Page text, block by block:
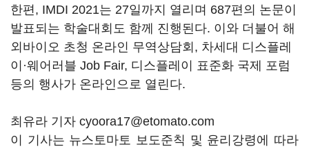
한편, IMDI 2021는 27일까지 열리며 687편의 논문이
발표되는 학술대회도 함께 진행된다. 이와 더불어 해
외바이오 초청 온라인 무역상담회, 차세대 디스플레
이·웨어러블 Job Fair, 디스플레이 표준화 국제 포럼
등의 행사가 온라인으로 열린다.
최유라 기자 cyoora17@etomato.com
이 기사는 뉴스토마토 보도준칙 및 윤리강령에 따라